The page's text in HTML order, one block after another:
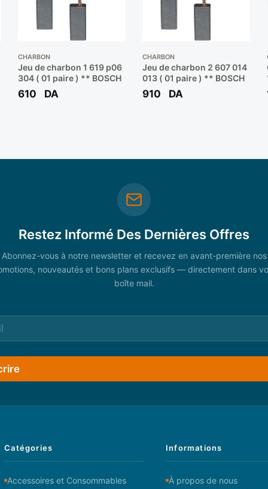
CHARBON
Jeu de charbon 1 619 p06
304 ( 01 paire ) ** BOSCH
610 DA
CHARBON
Jeu de charbon 2 607 014
013 ( 01 paire ) ** BOSCH
910 DA
Restez Informé Des Dernières Offres
Abonnez-vous à notre newsletter et recevez en avant-première nos
nouveautés et bons plans exclusifs — directement dans
boîte mail.
Catégories
Accessoires et Consommables
Informations
À propos de nous